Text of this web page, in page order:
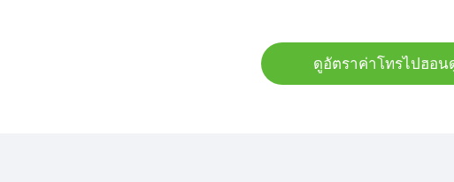
ดูอัตราค่าโทรไปฮอน